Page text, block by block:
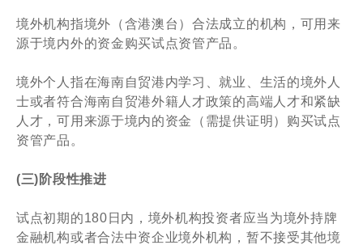
境外机构指境外（含港澳台）合法成立的机构，可用来
源于境内外的资金购买试点资管产品。
境外个人指在海南自贸港内学习、就业、生活的境外人
士或者符合海南自贸港外籍人才政策的高端人才和紧缺
人才，可用来源于境内的资金（需提供证明）购买试点
资管产品。
(三)阶段性推进
试点初期的180日内，境外机构投资者应当为境外持牌
金融机构或者合法中资企业境外机构，暂不接受其他境